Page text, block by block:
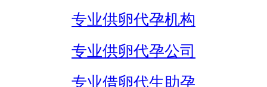
专业供卵代孕机构
专业供卵代孕公司
专业借卵代生助孕